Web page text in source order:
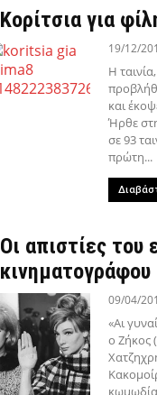
Κορίτσια για
19/12/
Η
και
Ήρθε
σε 93
πρώτη...
Οι απιστίες του
κινηματογράφου
09/04/
«Αι
ο Ζήκος